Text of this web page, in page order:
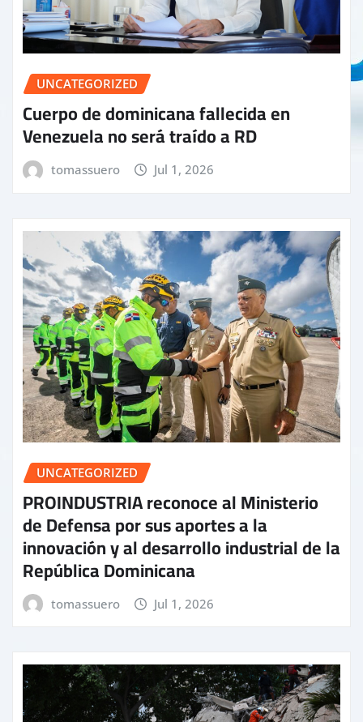
UNCATEGORIZED
Cuerpo de dominicana fallecida en
Venezuela no será traído a RD
tomassuero Jul 1, 2026
UNCATEGORIZED
PROINDUSTRIA reconoce al Ministerio
de Defensa por sus aportes a la
innovación y al desarrollo industrial de la
República Dominicana
tomassuero Jul 1, 2026